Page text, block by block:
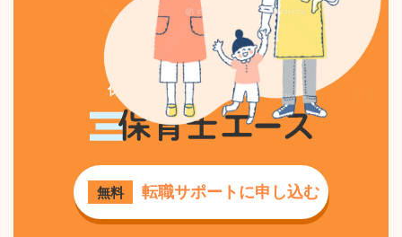
保育士専門の求人・転職なら
無料 転職サポートに申し込む